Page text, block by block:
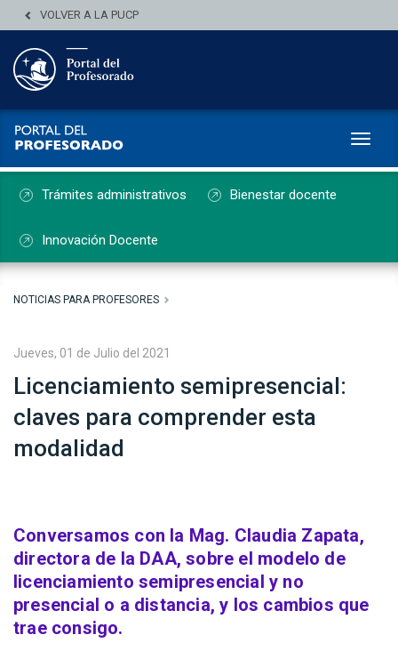
VOLVER A LA PUCP
Trámites administrativos Bienestar docente
Innovación Docente
NOTICIAS PARA PROFESORES
Jueves, 01 de Julio del 2021
Licenciamiento semipresencial:
claves para comprender esta
modalidad
Conversamos con la Mag. Claudia Zapata,
directora de la DAA, sobre el modelo de
licenciamiento semipresencial y no
presencial o a distancia, y los cambios que
trae consigo.